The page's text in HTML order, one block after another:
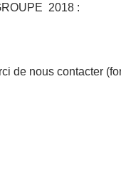
2018 :
de nous contacter